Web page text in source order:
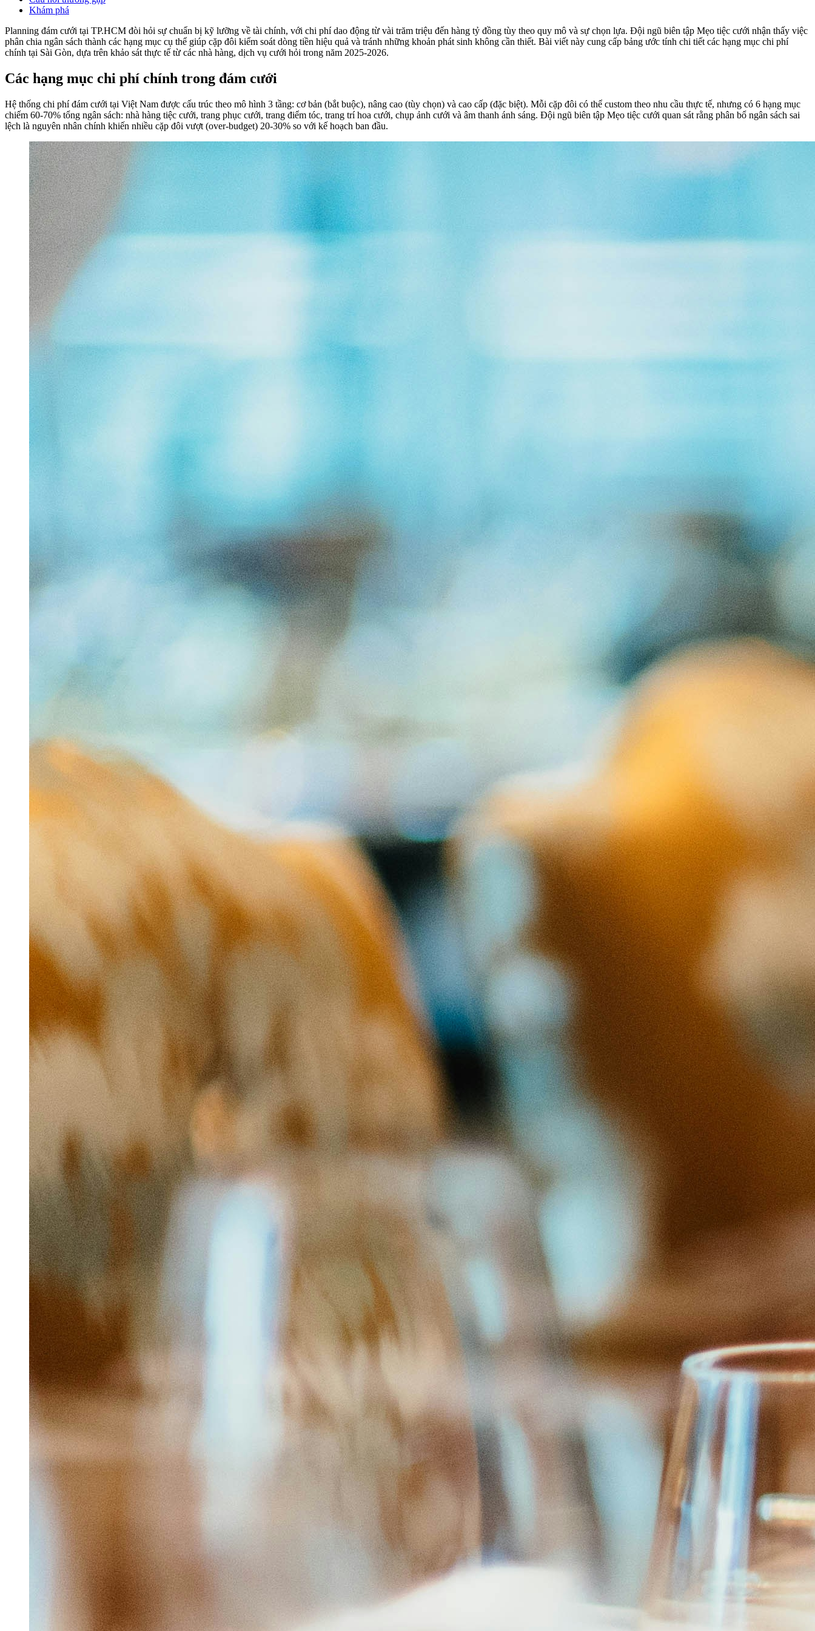
Khám phá
Planning đám cưới tại TP.HCM đòi hỏi sự chuẩn bị kỹ lưỡng về tài chính, với chi phí dao động từ vài trăm triệu đến hàng tỷ đồng tùy theo quy mô và sự chọn lựa. Đội ngũ biên tập Mẹo tiệc cưới nhận thấy việc
phân chia ngân sách thành các hạng mục cụ thể giúp cặp đôi kiểm soát dòng tiền hiệu quả và tránh những khoản phát sinh không cần thiết. Bài viết này cung cấp bảng ước tính chi tiết các hạng mục chi phí
chính tại Sài Gòn, dựa trên khảo sát thực tế từ các nhà hàng, dịch vụ cưới hỏi trong năm 2025-2026.
Các hạng mục chi phí chính trong đám cưới
Hệ thống chi phí đám cưới tại Việt Nam được cấu trúc theo mô hình 3 tầng: cơ bản (bắt buộc), nâng cao (tùy chọn) và cao cấp (đặc biệt). Mỗi cặp đôi có thể custom theo nhu cầu thực tế, nhưng có 6 hạng mục
chiếm 60-70% tổng ngân sách: nhà hàng tiệc cưới, trang phục cưới, trang điểm tóc, trang trí hoa cưới, chụp ảnh cưới và âm thanh ánh sáng. Đội ngũ biên tập Mẹo tiệc cưới quan sát rằng phân bổ ngân sách sai
lệch là nguyên nhân chính khiến nhiều cặp đôi vượt (over-budget) 20-30% so với kế hoạch ban đầu.